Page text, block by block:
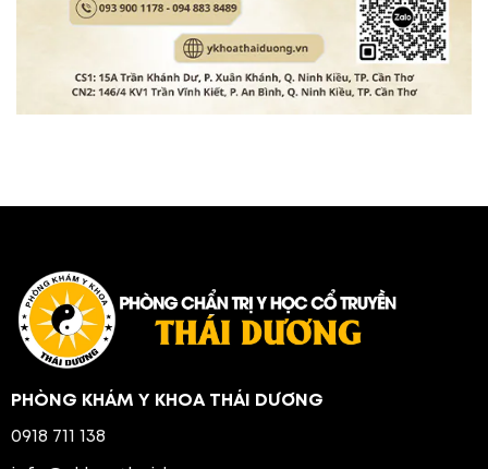
PHÒNG KHÁM Y KHOA THÁI DƯƠNG
0918 711 138